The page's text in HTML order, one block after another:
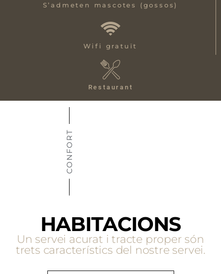
S’admeten mascotes (gossos)
Wifi gratuït
Restaurant
CONFORT
HABITACIONS
Un servei acurat i tracte proper són
trets característics del nostre servei.